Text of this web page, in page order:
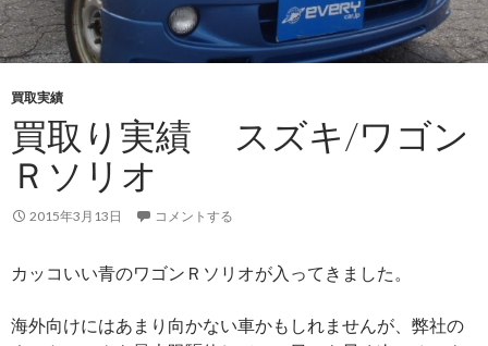
買取実績
買取り実績 スズキ/ワゴン
Ｒソリオ
2015年3月13日 コメントする
カッコいい青のワゴンＲソリオが入ってきました。
海外向けにはあまり向かない車かもしれませんが、弊社の